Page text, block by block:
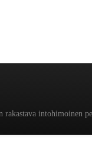
intohimoinen